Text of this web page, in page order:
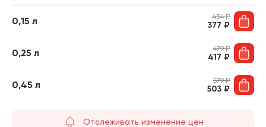
0,15 л 434₽
377 ₽
0,25 л 479₽
417 ₽
0,45 л 579₽
503 ₽
Отслеживать изменение цен